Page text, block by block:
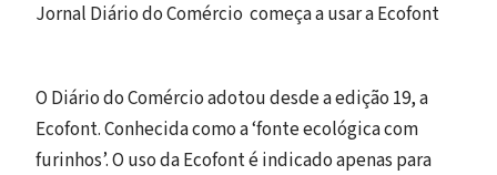
Jornal Diário do Comércio começa a usar a Ecofont
O Diário do Comércio adotou desde a edição 19, a
Ecofont. Conhecida como a ‘fonte ecológica com
furinhos’. O uso da Ecofont é indicado apenas para